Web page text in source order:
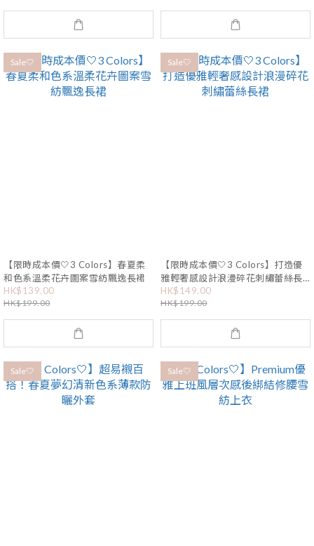
Sale🤍
【限時成本價🤍3 Colors】春夏柔
和色系溫柔花卉圖案雪紡飄逸長裙
HK$139.00
HK$199.00
Sale🤍
【限時成本價🤍3 Colors】打造優
雅輕奢感設計浪漫碎花刺繡蕾絲長
裙
HK$149.00
HK$199.00
Sale🤍 Sale🤍